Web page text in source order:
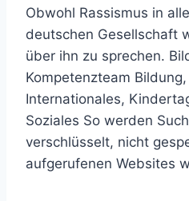
Obwohl Rassismus in
deutschen Gesellschaft
über ihn zu sprechen.
Kompetenzteam
Internationales,
Soziales So werden
verschlüsselt, nicht
aufgerufenen Websites